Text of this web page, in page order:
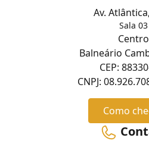
Av.
Sala 03
Centro
Balneário
CEP:
CNPJ:
Como